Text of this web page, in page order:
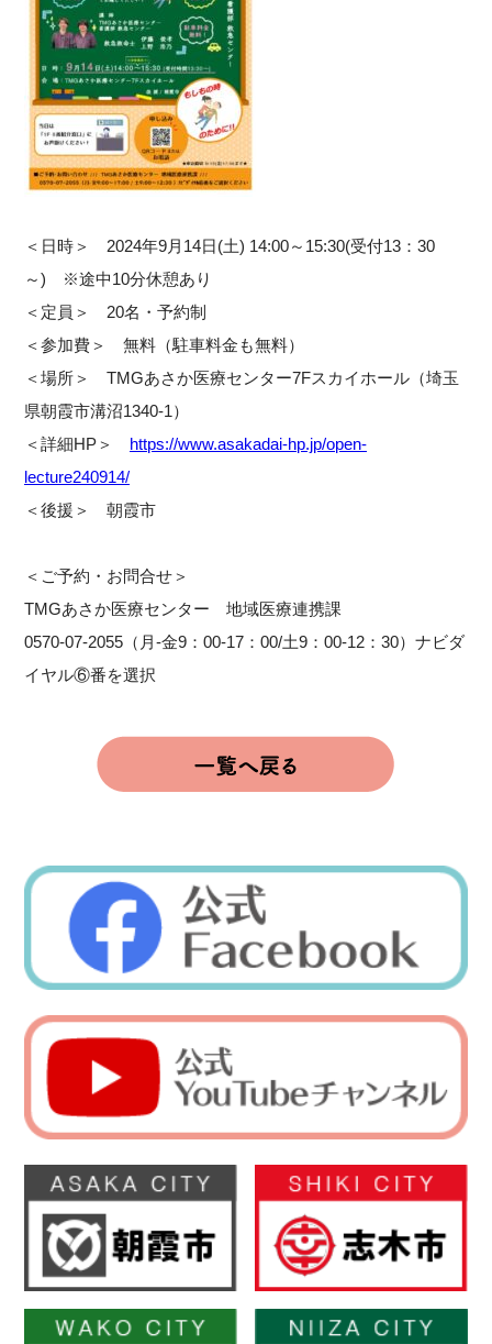
＜日時＞ 2024年9月14日(土) 14:00～15:30(受付13：30
～) ※途中10分休憩あり
＜定員＞ 20名・予約制
＜参加費＞ 無料（駐車料金も無料）
＜場所＞ TMGあさか医療センター7Fスカイホール（埼玉
県朝霞市溝沼1340-1）
＜詳細HP＞ https://www.asakadai-hp.jp/open-
lecture240914/
＜後援＞ 朝霞市
＜ご予約・お問合せ＞
TMGあさか医療センター 地域医療連携課
0570-07-2055（月-金9：00-17：00/土9：00-12：30）ナビダ
イヤル⑥番を選択